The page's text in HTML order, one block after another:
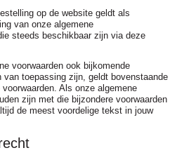
op de website geldt als
van onze algemene
steeds beschikbaar zijn via deze
voorwaarden ook bijkomende
van toepassing zijn, geldt bovenstaande
Als onze algemene
zijn met die bijzondere voorwaarden
de meest voordelige tekst in jouw